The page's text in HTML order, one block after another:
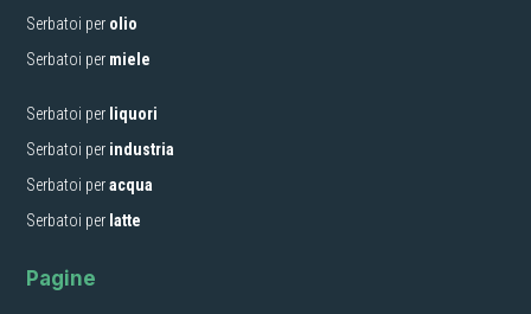
Serbatoi per olio
Serbatoi per miele
Serbatoi per liquori
Serbatoi per industria
Serbatoi peracqua
Serbatoi per latte
Pagine